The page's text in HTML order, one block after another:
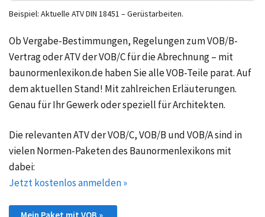
Beispiel: Aktuelle ATV DIN 18451 – Gerüstarbeiten.
Ob Vergabe-Bestimmungen, Regelungen zum VOB/B-
Vertrag oder ATV der VOB/C für die Abrechnung – mit
baunormenlexikon.de haben Sie alle VOB-Teile parat. Auf
dem aktuellen Stand! Mit zahlreichen Erläuterungen.
Genau für Ihr Gewerk oder speziell für Architekten.
Die relevanten ATV der VOB/C, VOB/B und VOB/A sind in
vielen Normen-Paketen des Baunormenlexikons mit
dabei:
Jetzt kostenlos anmelden »